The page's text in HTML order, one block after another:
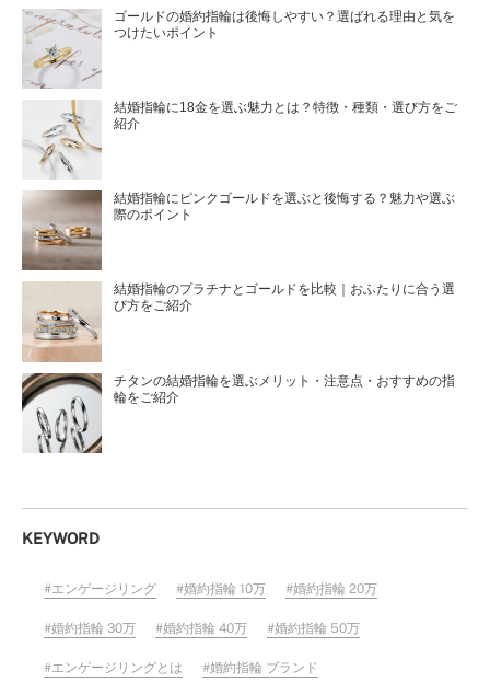
ゴールドの婚約指輪は後悔しやすい？選ばれる理由と気を
つけたいポイント
結婚指輪に18金を選ぶ魅力とは？特徴・種類・選び方をご
紹介
結婚指輪にピンクゴールドを選ぶと後悔する？魅力や選ぶ
際のポイント
結婚指輪のプラチナとゴールドを比較｜おふたりに合う選
び方をご紹介
チタンの結婚指輪を選ぶメリット・注意点・おすすめの指
輪をご紹介
KEYWORD
エンゲージリング 婚約指輪 10万 婚約指輪 20万
婚約指輪 30万 婚約指輪 40万 婚約指輪 50万
エンゲージリングとは 婚約指輪 ブランド